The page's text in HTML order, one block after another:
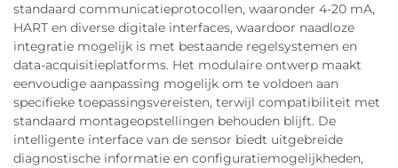
standaard communicatieprotocollen, waaronder 4-20 mA,
HART en diverse digitale interfaces, waardoor naadloze
integratie mogelijk is met bestaande regelsystemen en
data-acquisitieplatforms. Het modulaire ontwerp maakt
eenvoudige aanpassing mogelijk om te voldoen aan
specifieke toepassingsvereisten, terwijl compatibiliteit met
standaard montageopstellingen behouden blijft. De
intelligente interface van de sensor biedt uitgebreide
diagnostische informatie en configuratiemogelijkheden,